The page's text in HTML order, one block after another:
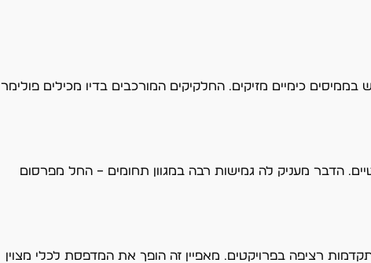
כימיים מזיקים. החלקיקים המורכבים בדיו מכילים פולימר
הדבר מעניק לה גמישות רבה במגוון תחומים – החל מפרסום
רציפה בפרויקטים. מאפיין זה הופך את המדפסת לכלי מצוין